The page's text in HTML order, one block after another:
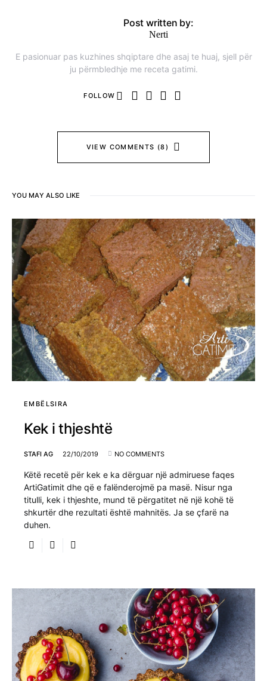
Post written by:
Nerti
E pasionuar pas kuzhines shqiptare dhe asaj te huaj, sjell për
ju përmbledhje me receta gatimi.
FOLLOW
VIEW COMMENTS (8)
YOU MAY ALSO LIKE
EMBËLSIRA
Kek i thjeshtë
STAFI AG 22/10/2019 NO COMMENTS
Këtë recetë për kek e ka dërguar një admiruese faqes
ArtiGatimit dhe që e falënderojmë pa masë. Nisur nga
titulli, kek i thjeshte, mund të përgatitet në një kohë të
shkurtër dhe rezultati është mahnitës. Ja se çfarë na
duhen.